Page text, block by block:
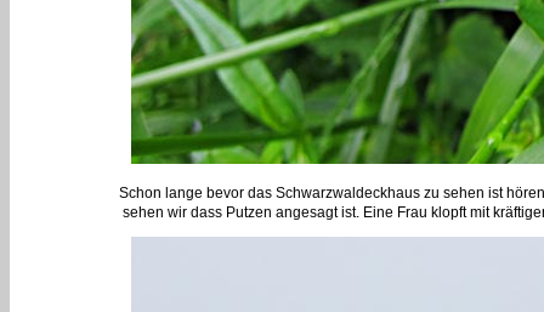
Schon lange bevor das Schwarzwaldeckhaus zu sehen ist
sehen wir dass Putzen angesagt ist. Eine Frau klopft mit